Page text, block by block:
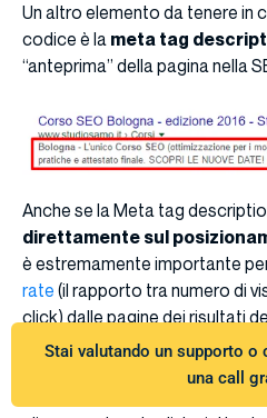
Un altro elemento da tenere in
codice è la meta tag
“anteprima” della pagina nella
Anche se la Meta tag
direttamente sul
è estremamente importante
rate (il rapporto tra numero di
click) dalle pagine dei risultati
indirettamentepuò influenzare il
un
Stai valutando un supporto o
una call